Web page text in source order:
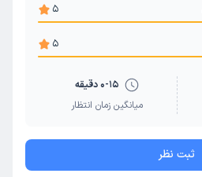
5
5
0-15 دقیقه
میانگین زمان انتظار
ثبت نظر